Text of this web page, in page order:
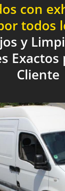
con
todos
y
Exactos
Cliente